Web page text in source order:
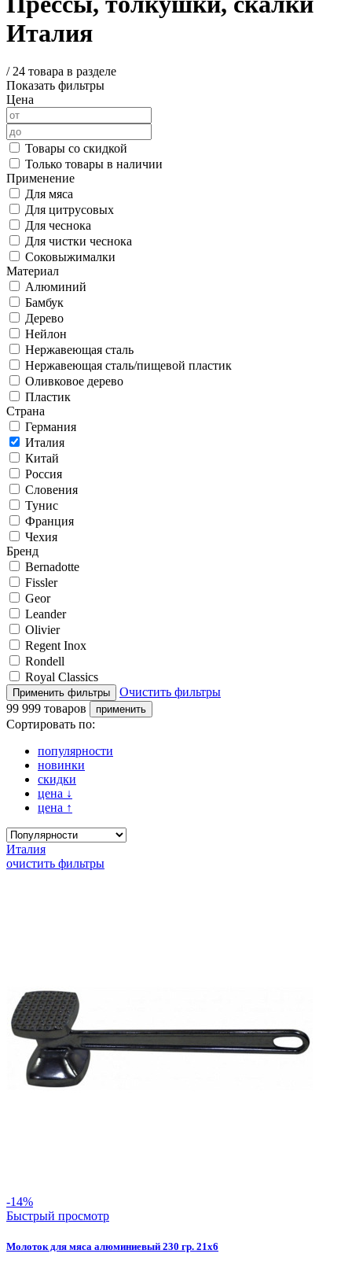
Италия
/ 24 товара в разделе
Показать фильтры
Цена
Товары со скидкой
Только товары в наличии
Применение
Для мяса
Для цитрусовых
Для чеснока
Для чистки чеснока
Соковыжималки
Материал
Алюминий
Бамбук
Дерево
Нейлон
Нержавеющая сталь
Нержавеющая сталь/пищевой пластик
Оливковое дерево
Пластик
Страна
Германия
Италия
Китай
Россия
Словения
Тунис
Франция
Чехия
Бренд
Bernadotte
Fissler
Geor
Leander
Olivier
Regent Inox
Rondell
Royal Classics
Очистить фильтры
99 999 товаров
Сортировать по:
популярности
новинки
скидки
цена ↓
цена ↑
Италия
очистить фильтры
-14%
Быстрый просмотр
Молоток для мяса алюминиевый 230 гр. 21х6